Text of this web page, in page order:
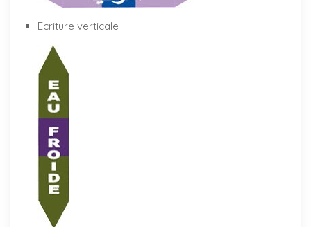
Ecriture verticale